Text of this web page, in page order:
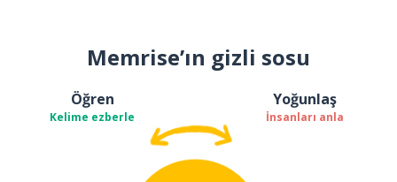
Memrise’ın gizli sosu
Öğren
Kelime ezberle
Yoğunlaş
İnsanları anla